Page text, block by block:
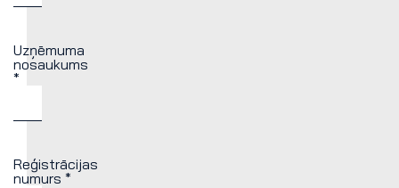
Uzņēmuma
nosaukums
*
Reģistrācijas
numurs *